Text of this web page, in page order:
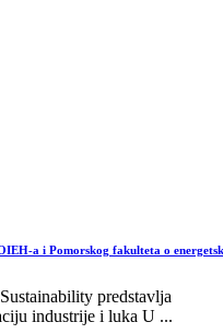
a i Pomorskog fakulteta o
predstavlja
industrije i luka U ...